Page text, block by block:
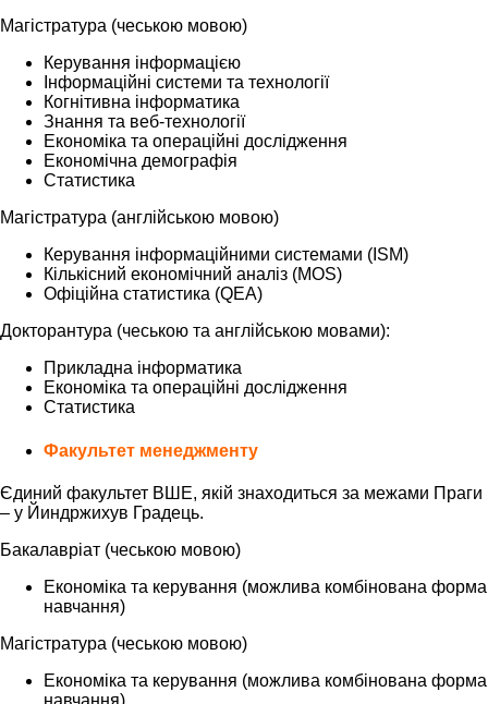
Магістратура (чеською мовою)
Керування інформацією
Інформаційні системи та технології
Когнітивна інформатика
Знання та веб-технології
Економіка та операційні дослідження
Економічна демографія
Статистика
Магістратура (англійською мовою)
Керування інформаційними системами (ISM)
Кількісний економічний аналіз (MOS)
Офіційна статистика (QEA)
Докторантура (чеською та англійською мовами):
Прикладна інформатика
Економіка та операційні дослідження
Статистика
Факультет менеджменту
Єдиний факультет ВШЕ, якій знаходиться за межами Праги
– у Йиндржихув Градець.
Бакалавріат (чеською мовою)
Економіка та керування (можлива комбінована форма
навчання)
Магістратура (чеською мовою)
Економіка та керування (можлива комбінована форма
навчання)